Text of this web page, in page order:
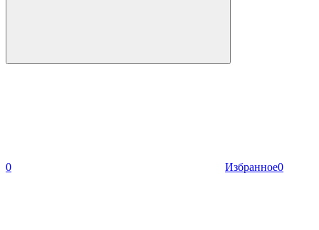
0 Избранное0